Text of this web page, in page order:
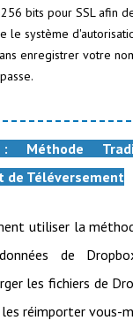
bits pour SSL afin
le système
enregistrer votre
de Téléversement
utiliser la
de
les fichiers de
réimporter vous-